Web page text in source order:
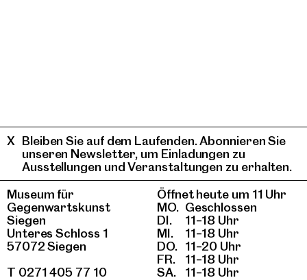
Museum für
Gegenwartskunst
Siegen
Unteres Schloss 1
57072 Siegen
T 0271 405 77 10
Öffnet heute um 11 Uhr
MO. Geschlossen
DI.
11–18 Uhr
MI.
11–18 Uhr
DO. 11–20 Uhr
FR.
11–18 Uhr
SA.
11–18 Uhr
Bleiben Sie auf dem Laufenden. Abonnieren Sie
unseren Newsletter, um Einladungen zu
Ausstellungen und Veranstaltungen zu erhalten.